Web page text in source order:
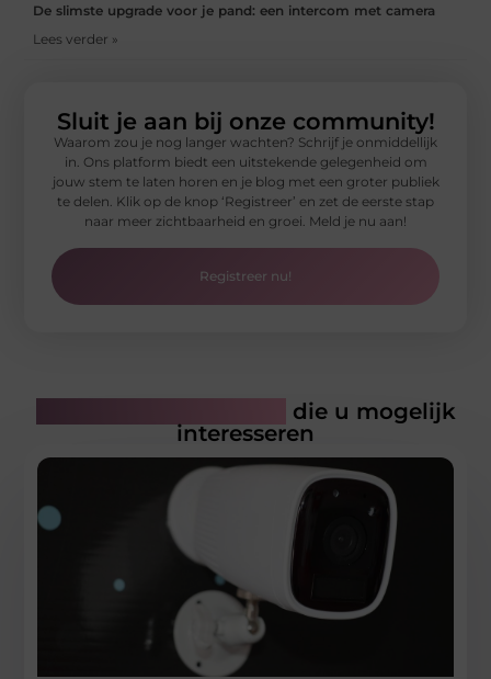
De slimste upgrade voor je pand: een intercom met camera
Lees verder »
Sluit je aan bij onze community!
Waarom zou je nog langer wachten? Schrijf je onmiddellijk
in. Ons platform biedt een uitstekende gelegenheid om
jouw stem te laten horen en je blog met een groter publiek
te delen. Klik op de knop ‘Registreer’ en zet de eerste stap
naar meer zichtbaarheid en groei. Meld je nu aan!
Registreer nu!
die u mogelijk
interesseren